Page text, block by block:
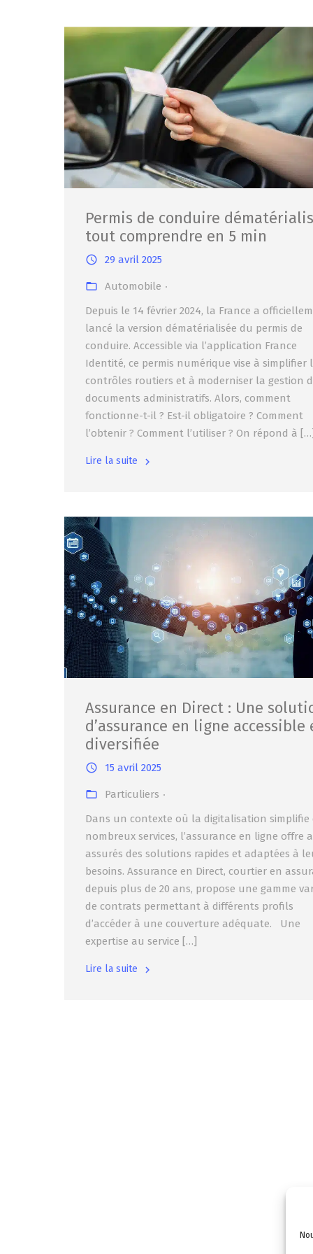
Permis de conduire
tout comprendre en 5 min
29 avril 2025
Automobile
Depuis le 14 février 2024, la France a
lancé la version dématérialisée du permis de
conduire. Accessible via l’application France
Identité, ce permis numérique vise à simplifier
contrôles routiers et à moderniser la gestion
documents administratifs. Alors, comment
fonctionne-t-il ? Est-il obligatoire ? Comment
l’obtenir ? Comment l’utiliser ? On répond à
Lire la suite
Assurance en Direct : Une
d’assurance en ligne accessible
diversifiée
15 avril 2025
Particuliers
Dans un contexte où la digitalisation simplifie
nombreux services, l’assurance en ligne offre
assurés des solutions rapides et adaptées à
besoins. Assurance en Direct, courtier en
depuis plus de 20 ans, propose une gamme
de contrats permettant à différents profils
d’accéder à une couverture adéquate. Une
expertise au service […]
Lire la suite